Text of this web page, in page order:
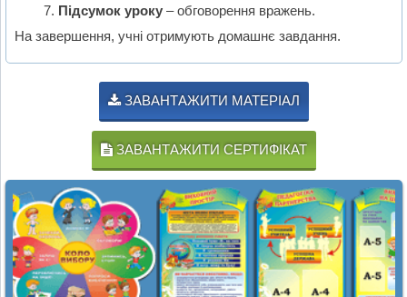
Підсумок уроку– обговорення вражень.
На завершення, учні отримують домашнє завдання.
ЗАВАНТАЖИТИ МАТЕРІАЛ
ЗАВАНТАЖИТИ СЕРТИФІКАТ